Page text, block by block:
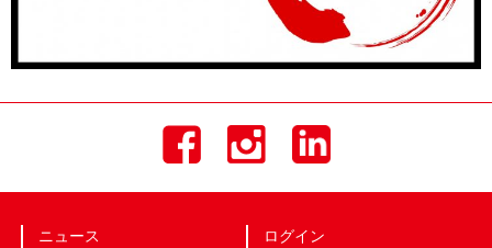
ニュース
ログイン